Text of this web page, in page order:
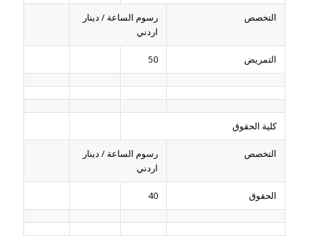
التخصص
رسوم الساعة / دينار
اردني
التمريض 50
كلية الحقوق
التخصص
رسوم الساعة / دينار
اردني
الحقوق 40